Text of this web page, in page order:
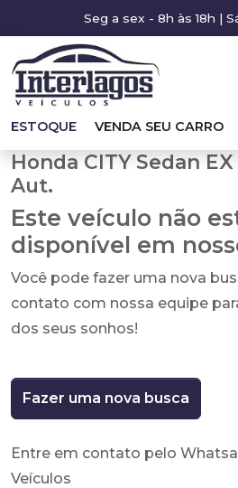
Seg a sex - 8h às 18h |
ESTOQUE VENDA SEU CARRO
Honda CITY Sedan EX
Aut.
Este veículo não
disponível em
Você pode fazer uma nova
contato com nossa equipe
dos seus sonhos!
Fazer uma nova busca
Entre em contato pelo
Veículos